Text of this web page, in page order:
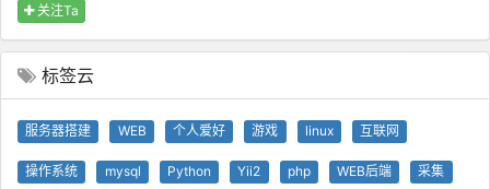
关注Ta
标签云
服务器搭建 WEB 个人爱好 游戏 linux 互联网
操作系统 mysql Python Yii2 php WEB后端 采集